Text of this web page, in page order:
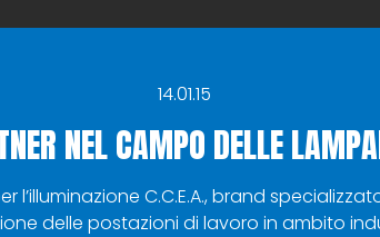
14.01.15
NEL CAMPO DELLE
l’illuminazione C.C.E.A., brand
delle postazioni di lavoro in ambito